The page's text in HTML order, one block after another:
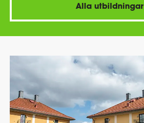
Alla utbildningar
Högskolan
Kristianstad
(HKR)